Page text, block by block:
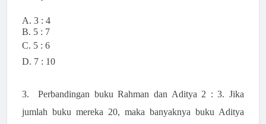
A. 3 : 4
B. 5 : 7
C. 5 : 6
D. 7 : 10
3.
Perbandingan buku Rahman dan Aditya 2 : 3. Jika
jumlah buku mereka 20, maka banyaknya buku Aditya